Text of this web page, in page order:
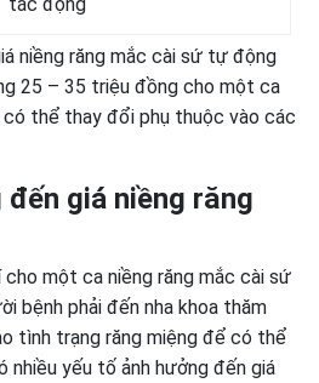
niềng răng mắc cài sứ tự động
25 – 35 triệu đồng cho một ca
thể thay đổi phụ thuộc vào các
giá niềng răng
một ca niềng răng mắc cài sứ
bệnh phải đến nha khoa thăm
tình trạng răng miệng để có thể
nhiều yếu tố ảnh hưởng đến giá